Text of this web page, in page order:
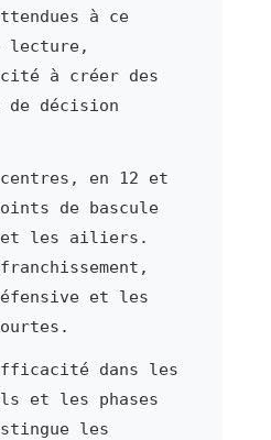
à ce
lecture,
à créer des
de décision
en 12 et
de bascule
et les ailiers.
et les
dans les
et les phases
les